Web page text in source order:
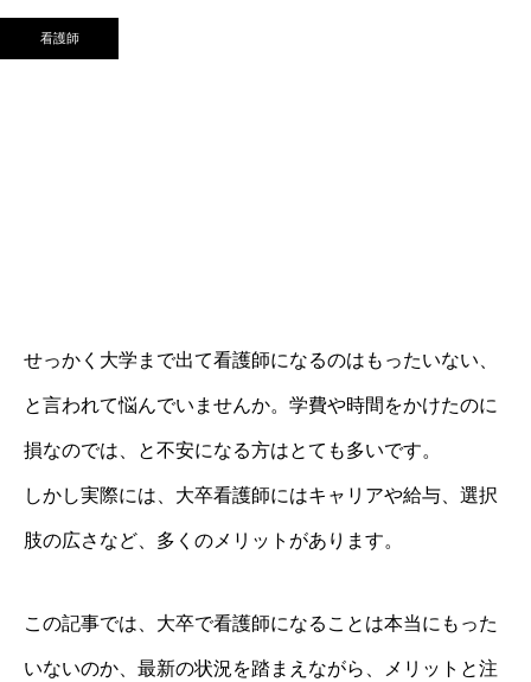
看護師
せっかく大学まで出て看護師になるのはもったいない、
と言われて悩んでいませんか。学費や時間をかけたのに
損なのでは、と不安になる方はとても多いです。
しかし実際には、大卒看護師にはキャリアや給与、選択
肢の広さなど、多くのメリットがあります。
この記事では、大卒で看護師になることは本当にもった
いないのか、最新の状況を踏まえながら、メリットと注